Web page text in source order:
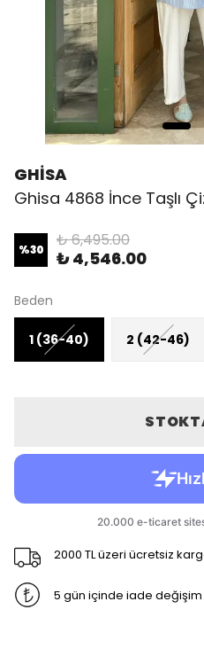
GHİSA
Ghisa 4868 İnce Taşlı
%30 ₺ 6,495.00
₺ 4,546.00
Beden
1 (36-40) 2 (42-46)
2000 TL üzeri ücretsiz
5 gün içinde iade değişim